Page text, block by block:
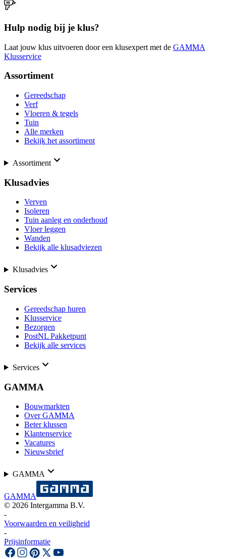
Hulp nodig bij je klus?
Laat jouw klus uitvoeren door een klusexpert met de GAMMA
Klusservice
Assortiment
Gereedschap
Verf
Vloeren & tegels
Tuin
Alle merken
Bekijk het assortiment
Assortiment
Klusadvies
Verven
Isoleren
Tuin aanleg en onderhoud
Vloer leggen
Wanden
Bekijk alle klusadviezen
Klusadvies
Services
Gereedschap huren
Klusservice
Bezorgen
PostNL Pakketpunt
Bekijk alle services
Services
GAMMA
Bouwmarkten
Over GAMMA
Beter klussen
Klantenservice
Vacatures
Nieuwsbrief
GAMMA
GAMMA
© 2026 Intergamma B.V.
-
Voorwaarden en veiligheid
-
Prijsinformatie